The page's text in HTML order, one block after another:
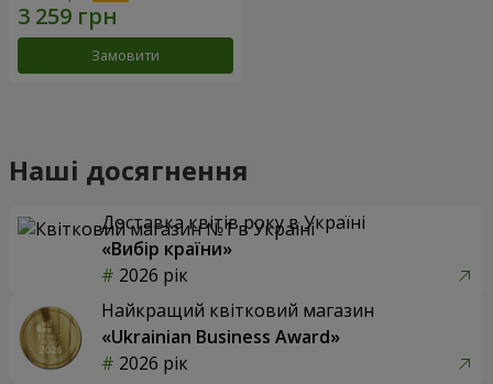
Замовити
Наші досягнення
Доставка квітів року в Україні
«Вибір країни»
2026 рік
Найкращий квітковий магазин
«Ukrainian Business Award»
2026 рік